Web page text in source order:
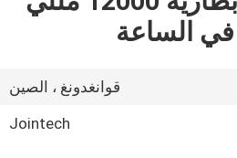
في الساعة
قوانغدونغ ، الصين
Jointech